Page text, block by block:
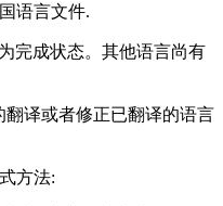
语言文件.
完成状态。其他语言尚有
译或者修正已翻译的语言
方法: